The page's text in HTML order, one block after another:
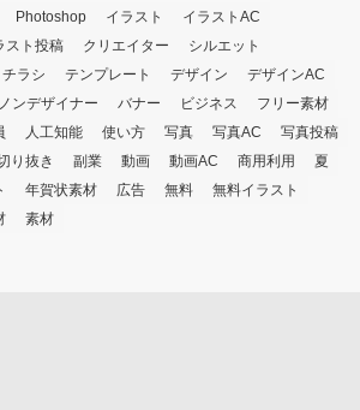
Photoshop イラスト
イラストAC
スト投稿 クリエイター
シルエット
チラシ テンプレート デザイン
デザインAC
ノンデザイナー バナー ビジネス
フリー素材
人工知能 使い方 写真 写真AC
写真投稿
り抜き 副業 動画 動画AC 商用利用
夏
年賀状素材 広告 無料
無料イラスト
素材